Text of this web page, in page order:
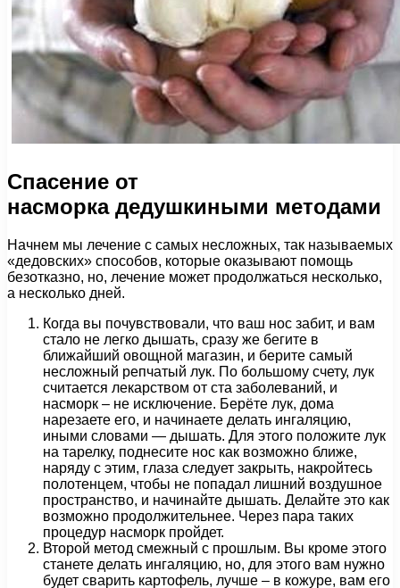
Спасение от
насморка дедушкиными методами
Начнем мы лечение с самых несложных, так называемых
«дедовских» способов, которые оказывают помощь
безотказно, но, лечение может продолжаться несколько,
а несколько дней.
Когда вы почувствовали, что ваш нос забит, и вам
стало не легко дышать, сразу же бегите в
ближайший овощной магазин, и берите самый
несложный репчатый лук. По большому счету, лук
считается лекарством от ста заболеваний, и
насморк – не исключение. Берёте лук, дома
нарезаете его, и начинаете делать ингаляцию,
иными словами — дышать. Для этого положите лук
на тарелку, поднесите нос как возможно ближе,
наряду с этим, глаза следует закрыть, накройтесь
полотенцем, чтобы не попадал лишний воздушное
пространство, и начинайте дышать. Делайте это как
возможно продолжительнее. Через пара таких
процедур насморк пройдет.
Второй метод смежный с прошлым. Вы кроме этого
станете делать ингаляцию, но, для этого вам нужно
будет сварить картофель, лучше – в кожуре, вам его